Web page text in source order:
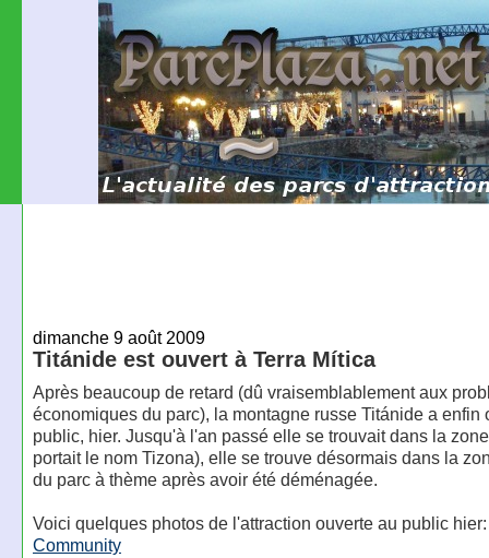
dimanche 9 août 2009
Titánide est ouvert à Terra Mítica
Après beaucoup de retard (dû vraisemblablement aux
économiques du parc), la montagne russe Titánide a enfin
public, hier. Jusqu'à l'an passé elle se trouvait dans la
portait le nom Tizona), elle se trouve désormais dans la
du parc à thème après avoir été déménagée.
Voici quelques photos de l'attraction ouverte au public
Community